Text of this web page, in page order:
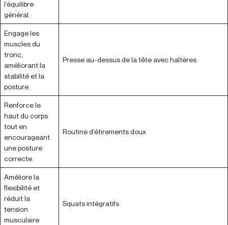
l’équilibre
général.
Engage les
muscles du
tronc,
améliorant la
stabilité et la
posture.
Presse au-dessus de la tête avec haltères
Renforce le
haut du corps
tout en
encourageant
une posture
correcte.
Routine d’étirements doux
Améliore la
flexibilité et
réduit la
tension
musculaire
Squats intégratifs